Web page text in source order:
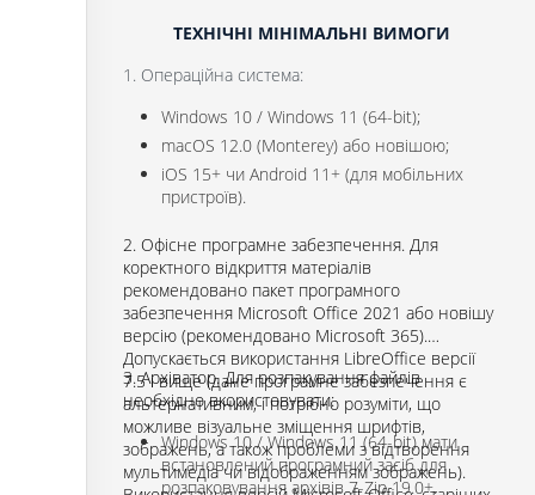
ТЕХНІЧНІ МІНІМАЛЬНІ ВИМОГИ
1. Операційна система:
Windows 10 / Windows 11 (64-bit);
macOS 12.0 (Monterey) або новішою;
iOS 15+ чи Android 11+ (для мобільних
пристроїв).
2. Офісне програмне забезпечення. Для
коректного відкриття матеріалів
рекомендовано пакет програмного
забезпечення Microsoft Office 2021 або новішу
версію (рекомендовано Microsoft 365).
Допускається використання LibreOffice версії
7.5 і вище (дане програмне забезпечення є
альтернативним, і потрібно розуміти, що
можливе візуальне зміщення шрифтів,
зображень, а також проблеми з відтворення
мультимедіа чи відображенням зображень).
3. Архіватор. Для розпакування файлів
необхідно вкористовувати:
Windows 10 / Windows 11 (64-bit) мати
встановлений програмний засіб для
розпаковування архівів 7-Zip 19.0+.